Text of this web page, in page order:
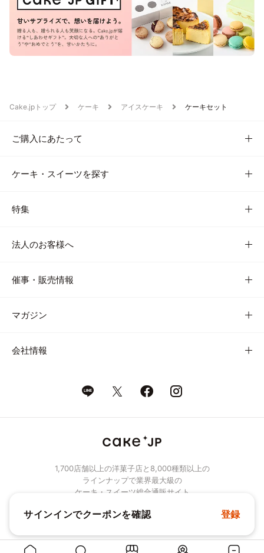
Cake.jpトップ ケーキ アイスケーキ ケーキセット
ご購入にあたって
ケーキ・スイーツを探す
特集
法人のお客様へ
催事・販売情報
マガジン
会社情報
1,700店舗以上の洋菓子店と8,000種類以上の
ラインナップで業界最大級の
ケーキ・スイーツ総合通販サイト
© Cake.jp Co., Ltd.
サインインでクーポンを確認 登録